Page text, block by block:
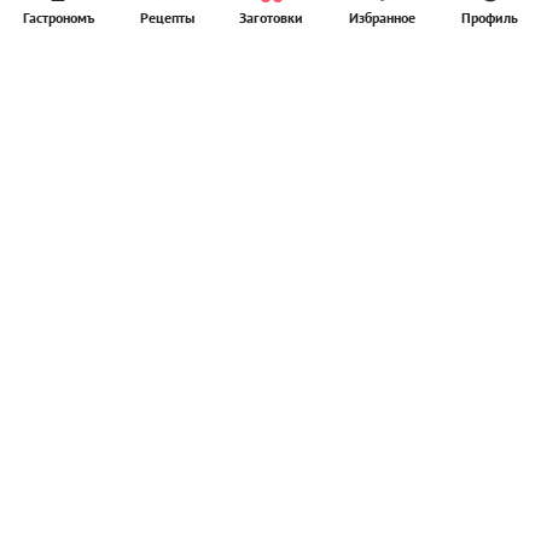
Гастрономъ Рецепты Заготовки Избранное Профиль